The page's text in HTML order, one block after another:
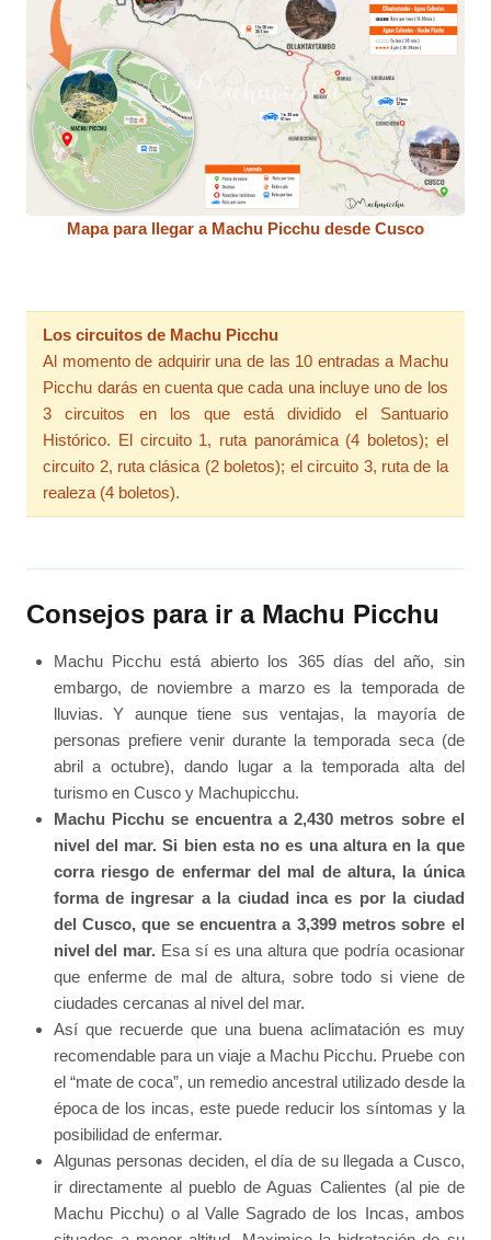
Mapa para llegar a Machu Picchu desde Cusco
Los circuitos de Machu Picchu
Al momento de adquirir una de las 10 entradas a Machu
Picchu darás en cuenta que cada una incluye uno de los
3 circuitos en los que está dividido el Santuario
Histórico. El circuito 1, ruta panorámica (4 boletos); el
circuito 2, ruta clásica (2 boletos); el circuito 3, ruta de la
realeza (4 boletos).
Consejos para ir a Machu Picchu
Machu Picchu está abierto los 365 días del año, sin
embargo, de noviembre a marzo es la temporada de
lluvias. Y aunque tiene sus ventajas, la mayoría de
personas prefiere venir durante la temporada seca (de
abril a octubre), dando lugar a la temporada alta del
turismo en Cusco y Machupicchu.
Machu Picchu se encuentra a 2,430 metros sobre el
nivel del mar. Si bien esta no es una altura en la que
corra riesgo de enfermar del mal de altura, la única
forma de ingresar a la ciudad inca es por la ciudad
del Cusco, que se encuentra a 3,399 metros sobre el
nivel del mar. Esa sí es una altura que podría ocasionar
que enferme de mal de altura, sobre todo si viene de
ciudades cercanas al nivel del mar.
Así que recuerde que una buena aclimatación es muy
recomendable para un viaje a Machu Picchu. Pruebe con
el “mate de coca”, un remedio ancestral utilizado desde la
época de los incas, este puede reducir los síntomas y la
posibilidad de enfermar.
Algunas personas deciden, el día de su llegada a Cusco,
ir directamente al pueblo de Aguas Calientes (al pie de
Machu Picchu) o al Valle Sagrado de los Incas, ambos